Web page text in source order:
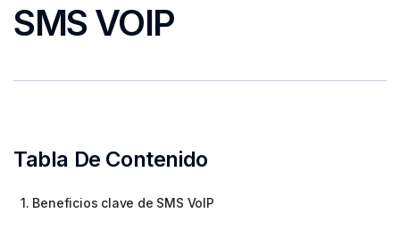
SMS VOIP
Tabla De Contenido
1. Beneficios clave de SMS VoIP